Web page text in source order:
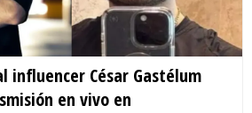
influencer César Gastélum
en vivo en